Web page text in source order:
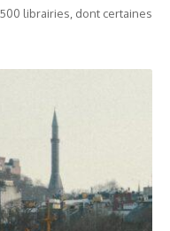
librairies, dont certaines